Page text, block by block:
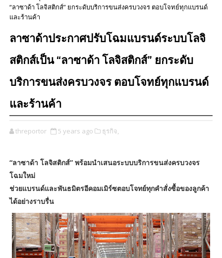
“ลาซาด้า โลจิสติกส์” ยกระดับบริการขนส่งครบวงจร ตอบโจทย์ทุกแบรนด์
และร้านค้า
ลาซาด้าประกาศปรับโฉมแบรนด์ระบบโลจิ
สติกส์เป็น “ลาซาด้า โลจิสติกส์” ยกระดับ
บริการขนส่งครบวงจร ตอบโจทย์ทุกแบรนด์
และร้านค้า
threportor 5 years ago ธุรกิจ,
“ลาซาด้า โลจิสติกส์” พร้อมนำเสนอระบบบริการขนส่งครบวงจร
โฉมใหม่
ช่วยแบรนด์และพันธมิตรอีคอมเมิร์ซตอบโจทย์ทุกคำสั่งซื้อของลูกค้า
ได้อย่างราบรื่น